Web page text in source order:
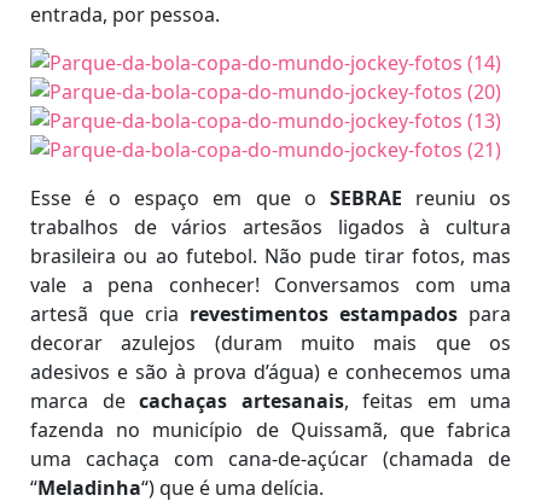
entrada, por pessoa.
Esse é o espaço em que o SEBRAE reuniu os
trabalhos de vários artesãos ligados à cultura
brasileira ou ao futebol. Não pude tirar fotos, mas
vale a pena conhecer! Conversamos com uma
artesã que cria revestimentos estampados para
decorar azulejos (duram muito mais que os
adesivos e são à prova d’água) e conhecemos uma
marca de cachaças artesanais, feitas em uma
fazenda no município de Quissamã, que fabrica
uma cachaça com cana-de-açúcar (chamada de
“Meladinha“) que é uma delícia.